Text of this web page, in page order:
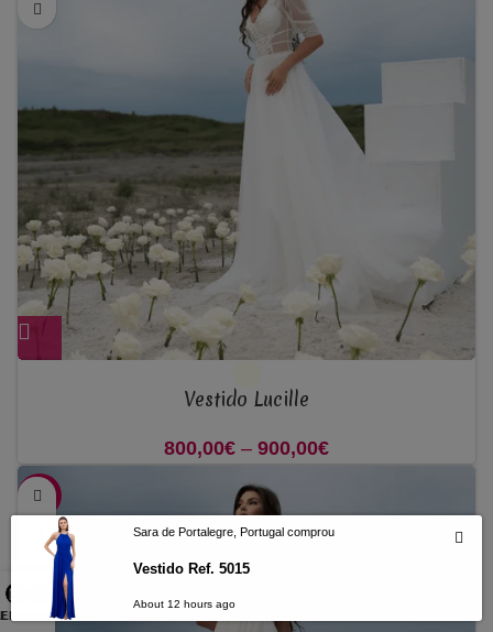
Vestido Lucille
800,00€ – 900,00€
-38%
UMA VISITA
CONNOSCO
Sara de Portalegre, Portugal comprou
Vestido Ref. 5015
About 12 hours ago